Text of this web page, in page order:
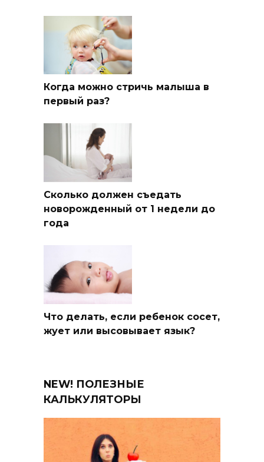
Когда можно стричь малыша в
первый раз?
Сколько должен съедать
новорожденный от 1 недели до
года
Что делать, если ребенок сосет,
жует или высовывает язык?
NEW! ПОЛЕЗНЫЕ
КАЛЬКУЛЯТОРЫ